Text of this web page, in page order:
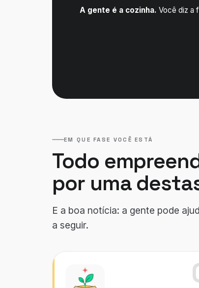
A gente é a cozinha. Você diz a
EM QUE FASE VOCÊ ESTÁ
Todo
por uma
E a boa notícia: a gente pode
a seguir.